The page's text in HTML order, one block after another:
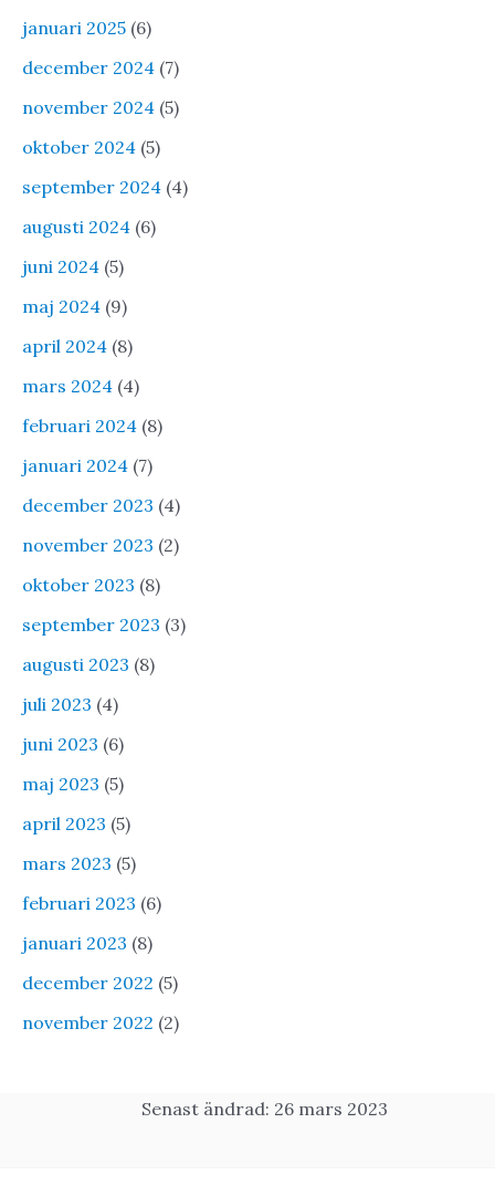
januari 2025 (6)
december 2024 (7)
november 2024 (5)
oktober 2024 (5)
september 2024 (4)
augusti 2024 (6)
juni 2024 (5)
maj 2024 (9)
april 2024 (8)
mars 2024 (4)
februari 2024 (8)
januari 2024 (7)
december 2023 (4)
november 2023 (2)
oktober 2023 (8)
september 2023 (3)
augusti 2023 (8)
juli 2023 (4)
juni 2023 (6)
maj 2023 (5)
april 2023 (5)
mars 2023 (5)
februari 2023 (6)
januari 2023 (8)
december 2022 (5)
november 2022 (2)
Senast ändrad: 26 mars 2023